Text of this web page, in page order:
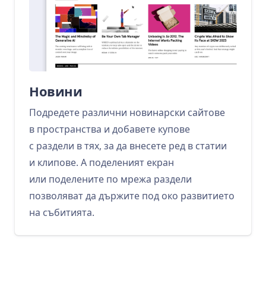
Новини
Подредете различни новинарски сайтове
в пространства и добавете купове
с раздели в тях, за да внесете ред в статии
и клипове. А поделеният екран
или поделените по мрежа раздели
позволяват да държите под око развитието
на събитията.